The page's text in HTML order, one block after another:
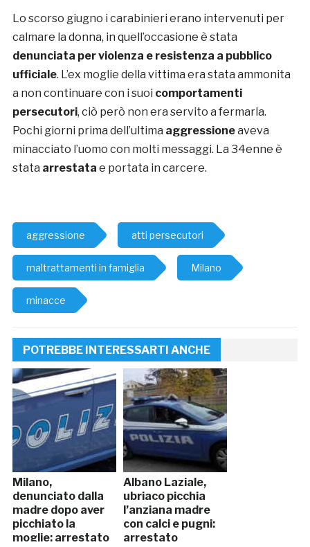
Lo scorso giugno i carabinieri erano intervenuti per
calmare la donna, in quell’occasione è stata
denunciata per violenza e resistenza a pubblico
ufficiale. L’ex moglie della vittima era stata ammonita
a non continuare con i suoi comportamenti
persecutori, ciò però non era servito a fermarla.
Pochi giorni prima dell’ultima aggressioneaveva
minacciato l’uomo con molti messaggi. La 34enne è
stata arrestata e portata in carcere.
aggressione atti persecutori
maltrattamenti in famiglia Milano
minacce
POTREBBE INTERESSARTI ANCHE
Milano,
denunciato dalla
madre dopo aver
picchiato la
moglie: arrestato
Albano Laziale,
ubriaco picchia
l’anziana madre
con calci e pugni:
arrestato